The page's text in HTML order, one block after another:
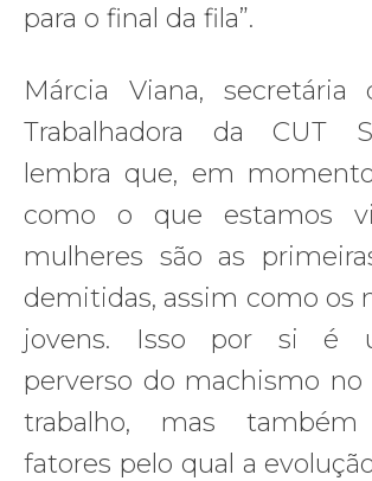
para o final da fila”.
Márcia Viana, secretária
Trabalhadora da CUT
lembra que, em
como o que estamos
mulheres são as
demitidas, assim como os
jovens. Isso por si é
perverso do machismo
trabalho, mas
fatores pelo qual a